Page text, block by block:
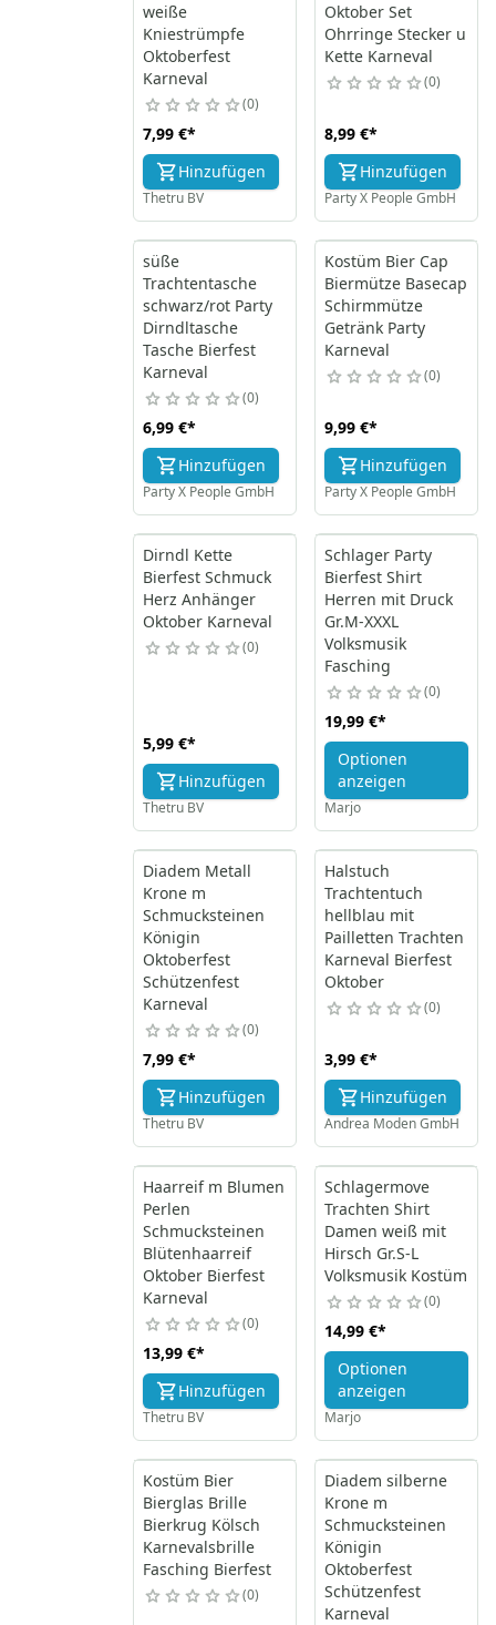
weiße
Kniestrümpfe
Oktoberfest
Karneval
0
7,99 €*
Hinzufügen
Thetru BV
Oktober Set
Ohrringe Stecker u
Kette Karneval
0
8,99 €*
Hinzufügen
Party X People GmbH
süße
Trachtentasche
schwarz/rot Party
Dirndltasche
Tasche Bierfest
Karneval
0
6,99 €*
Hinzufügen
Party X People GmbH
Kostüm Bier Cap
Biermütze Basecap
Schirmmütze
Getränk Party
Karneval
0
9,99 €*
Hinzufügen
Party X People GmbH
Dirndl Kette
Bierfest Schmuck
Herz Anhänger
Oktober Karneval
0
5,99 €*
Hinzufügen
Thetru BV
Schlager Party
Bierfest Shirt
Herren mit Druck
Gr.M-XXXL
Volksmusik
Fasching
0
19,99 €*
Optionen
anzeigen
Marjo
Diadem Metall
Krone m
Schmucksteinen
Königin
Oktoberfest
Schützenfest
Karneval
0
7,99 €*
Hinzufügen
Thetru BV
Halstuch
Trachtentuch
hellblau mit
Pailletten Trachten
Karneval Bierfest
Oktober
0
3,99 €*
Hinzufügen
Andrea Moden GmbH
Haarreif m Blumen
Perlen
Schmucksteinen
Blütenhaarreif
Oktober Bierfest
Karneval
0
13,99 €*
Hinzufügen
Thetru BV
Schlagermove
Trachten Shirt
Damen weiß mit
Hirsch Gr.S-L
Volksmusik Kostüm
0
14,99 €*
Optionen
anzeigen
Marjo
Kostüm Bier
Bierglas Brille
Bierkrug Kölsch
Karnevalsbrille
Fasching Bierfest
0
Diadem silberne
Krone m
Schmucksteinen
Königin
Oktoberfest
Schützenfest
Karneval